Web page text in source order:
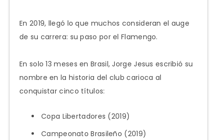
En 2019, llegó lo que muchos consideran el auge
de su carrera: su paso por el Flamengo.
En solo 13 meses en Brasil, Jorge Jesus escribió su
nombre en la historia del club carioca al
conquistar cinco títulos:
Copa Libertadores (2019)
Campeonato Brasileño (2019)